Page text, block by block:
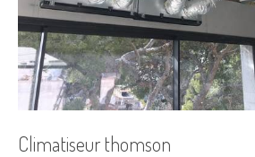
Climatiseur thomson